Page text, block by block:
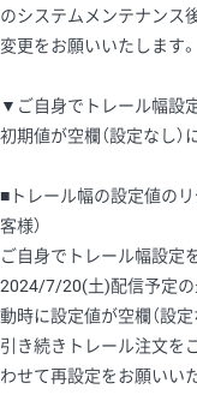
のシステムメンテナンス
変更をお願いいたします。
▼ご自身でトレール幅設
初期値が空欄（設定なし）
■トレール幅の設定値の
客様）
ご自身でトレール幅設定
2024/7/20(土)配信予定の
動時に設定値が空欄（設定
引き続きトレール注文を
わせて再設定をお願いい